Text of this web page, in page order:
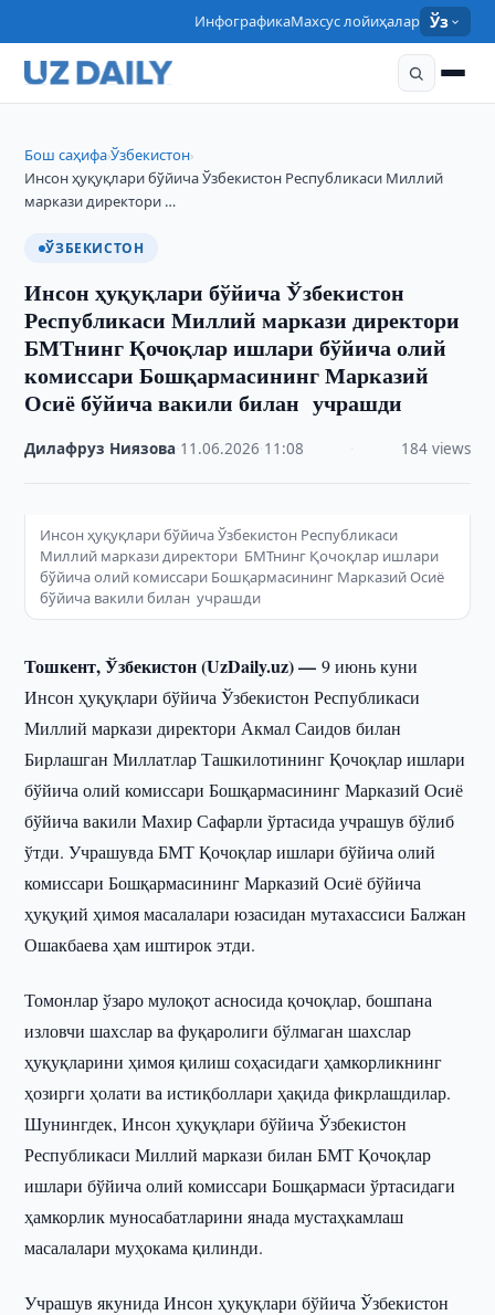
ИнфографикаМахсус лойиҳалар Ўз
Бош саҳифа›Ўзбекистон›
Инсон ҳуқуқлари бўйича Ўзбекистон Республикаси Миллий
маркази директори …
ЎЗБЕКИСТОН
Инсон ҳуқуқлари бўйича Ўзбекистон
Республикаси Миллий маркази директори
БМТнинг Қочоқлар ишлари бўйича олий
комиссари Бошқармасининг Марказий
Осиё бўйича вакили билан учрашди
Дилафруз Ниязова 11.06.2026 11:08 184 views
Инсон ҳуқуқлари бўйича Ўзбекистон Республикаси
Миллий маркази директори БМТнинг Қочоқлар ишлари
бўйича олий комиссари Бошқармасининг Марказий Осиё
бўйича вакили билан учрашди
Тошкент, Ўзбекистон (UzDaily.uz) —9 июнь куни
Инсон ҳуқуқлари бўйича Ўзбекистон Республикаси
Миллий маркази директори Акмал Саидов билан
Бирлашган Миллатлар Ташкилотининг Қочоқлар ишлари
бўйича олий комиссари Бошқармасининг Марказий Осиё
бўйича вакили Махир Сафарли ўртасида учрашув бўлиб
ўтди. Учрашувда БМТ Қочоқлар ишлари бўйича олий
комиссари Бошқармасининг Марказий Осиё бўйича
ҳуқуқий ҳимоя масалалари юзасидан мутахассиси Балжан
Ошакбаева ҳам иштирок этди.
Томонлар ўзаро мулоқот асносида қочоқлар, бошпана
изловчи шахслар ва фуқаролиги бўлмаган шахслар
ҳуқуқларини ҳимоя қилиш соҳасидаги ҳамкорликнинг
ҳозирги ҳолати ва истиқболлари ҳақида фикрлашдилар.
Шунингдек, Инсон ҳуқуқлари бўйича Ўзбекистон
Республикаси Миллий маркази билан БМТ Қочоқлар
ишлари бўйича олий комиссари Бошқармаси ўртасидаги
ҳамкорлик муносабатларини янада мустаҳкамлаш
масалалари муҳокама қилинди.
Учрашув якунида Инсон ҳуқуқлари бўйича Ўзбекистон